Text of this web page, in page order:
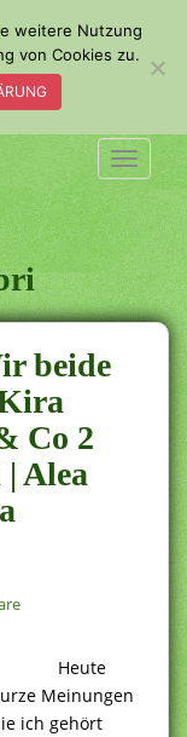
beide
Co 2
Alea
Heute
Meinungen
ich gehört
weitere Nutzung
von Cookies zu.